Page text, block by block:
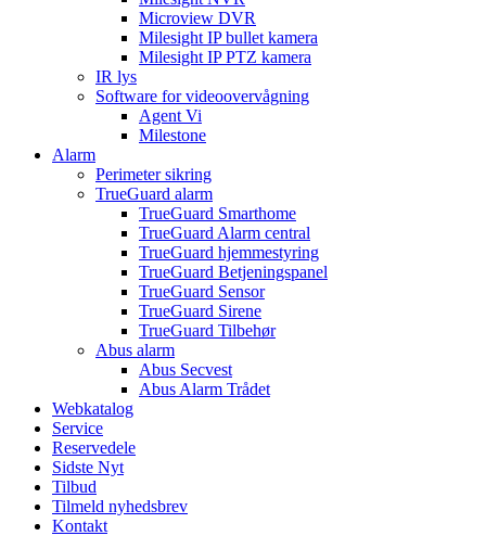
Microview DVR
Milesight IP bullet kamera
Milesight IP PTZ kamera
IR lys
Software for videoovervågning
Agent Vi
Milestone
Alarm
Perimeter sikring
TrueGuard alarm
TrueGuard Smarthome
TrueGuard Alarm central
TrueGuard hjemmestyring
TrueGuard Betjeningspanel
TrueGuard Sensor
TrueGuard Sirene
TrueGuard Tilbehør
Abus alarm
Abus Secvest
Abus Alarm Trådet
Webkatalog
Service
Reservedele
Sidste Nyt
Tilbud
Tilmeld nyhedsbrev
Kontakt